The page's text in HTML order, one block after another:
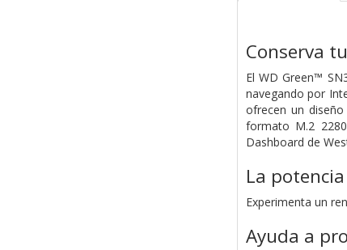
Conserva
El WD Green™
navegando por
ofrecen un
formato M.2
Dashboard de
La
Experimenta un
Ayuda a